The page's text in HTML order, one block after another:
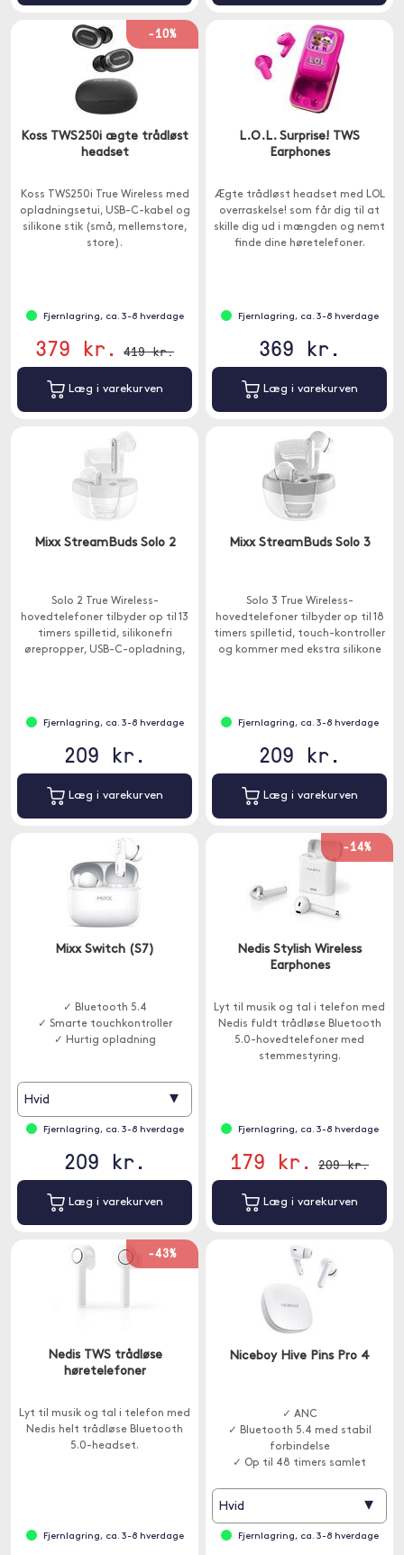
-10%
Koss TWS250i ægte trådløst
headset
Koss TWS250i True Wireless med
opladningsetui, USB-C-kabel og
silikone stik (små, mellemstore,
store).
Fjernlagring, ca. 3-8 hverdage
379 kr. 419 kr.
Læg i varekurven
L.O.L. Surprise! TWS
Earphones
Ægte trådløst headset med LOL
overraskelse! som får dig til at
skille dig ud i mængden og nemt
finde dine høretelefoner.
Fjernlagring, ca. 3-8 hverdage
369 kr.
Læg i varekurven
Mixx StreamBuds Solo 2
Solo 2 True Wireless-
hovedtelefoner tilbyder op til 13
timers spilletid, silikonefri
ørepropper, USB-C-opladning,
Fjernlagring, ca. 3-8 hverdage
209 kr.
Læg i varekurven
Mixx StreamBuds Solo 3
Solo 3 True Wireless-
hovedtelefoner tilbyder op til 18
timers spilletid, touch-kontroller
og kommer med ekstra silikone
Fjernlagring, ca. 3-8 hverdage
209 kr.
Læg i varekurven
Mixx Switch (S7)
✓ Bluetooth 5.4
✓ Smarte touchkontroller
✓ Hurtig opladning
Hvid ▾
Fjernlagring, ca. 3-8 hverdage
209 kr.
Læg i varekurven
-14%
Nedis Stylish Wireless
Earphones
Lyt til musik og tal i telefon med
Nedis fuldt trådløse Bluetooth
5.0-hovedtelefoner med
stemmestyring.
Fjernlagring, ca. 3-8 hverdage
179 kr. 209 kr.
Læg i varekurven
-43%
Nedis TWS trådløse
høretelefoner
Lyt til musik og tal i telefon med
Nedis helt trådløse Bluetooth
5.0-headset.
Fjernlagring, ca. 3-8 hverdage
Niceboy Hive Pins Pro 4
✓ ANC
✓ Bluetooth 5.4 med stabil
forbindelse
✓ Op til 48 timers samlet
Hvid ▾
Fjernlagring, ca. 3-8 hverdage